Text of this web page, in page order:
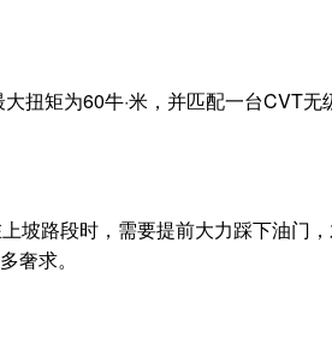
扭矩为60牛·米，并匹配一台CVT
路段时，需要提前大力踩下油门
奢求。